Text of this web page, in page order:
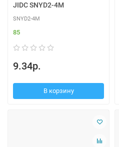
JIDC SNYD2-4M
SNYD2-4M
85
9.34р.
В корзину